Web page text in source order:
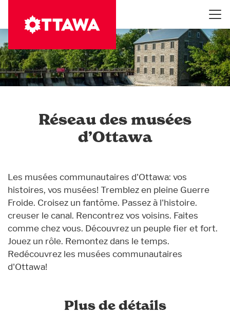
contenu
principal
Réseau des musées
d’Ottawa
Les musées communautaires d'Ottawa: vos
histoires, vos musées! Tremblez en pleine Guerre
Froide. Croisez un fantôme. Passez à l'histoire.
creuser le canal. Rencontrez vos voisins. Faites
comme chez vous. Découvrez un peuple fier et fort.
Jouez un rôle. Remontez dans le temps.
Redécouvrez les musées communautaires
d'Ottawa!
Plus de détails